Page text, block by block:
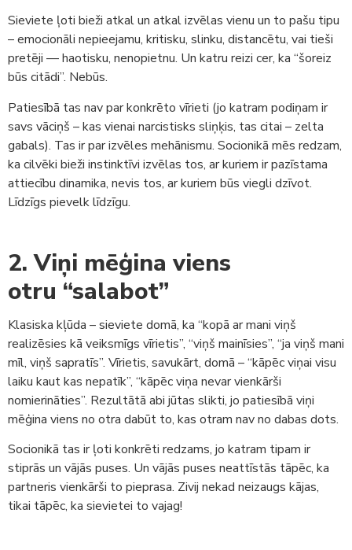
Sieviete ļoti bieži atkal un atkal izvēlas vienu un to pašu tipu
– emocionāli nepieejamu, kritisku, slinku, distancētu, vai tieši
pretēji — haotisku, nenopietnu. Un katru reizi cer, ka “šoreiz
būs citādi”. Nebūs.
Patiesībā tas nav par konkrēto vīrieti (jo katram podiņam ir
savs vāciņš – kas vienai narcistisks sliņķis, tas citai – zelta
gabals). Tas ir par izvēles mehānismu. Socionikā mēs redzam,
ka cilvēki bieži instinktīvi izvēlas tos, ar kuriem ir pazīstama
attiecību dinamika, nevis tos, ar kuriem būs viegli dzīvot.
Līdzīgs pievelk līdzīgu.
2. Viņi mēģina viens
otru “salabot”
Klasiska kļūda – sieviete domā, ka “kopā ar mani viņš
realizēsies kā veiksmīgs vīrietis”, “viņš mainīsies”, “ja viņš mani
mīl, viņš sapratīs”. Vīrietis, savukārt, domā – “kāpēc viņai visu
laiku kaut kas nepatīk”, “kāpēc viņa nevar vienkārši
nomierināties”. Rezultātā abi jūtas slikti, jo patiesībā viņi
mēģina viens no otra dabūt to, kas otram nav no dabas dots.
Socionikā tas ir ļoti konkrēti redzams, jo katram tipam ir
stiprās un vājās puses. Un vājās puses neattīstās tāpēc, ka
partneris vienkārši to pieprasa. Zivij nekad neizaugs kājas,
tikai tāpēc, ka sievietei to vajag!